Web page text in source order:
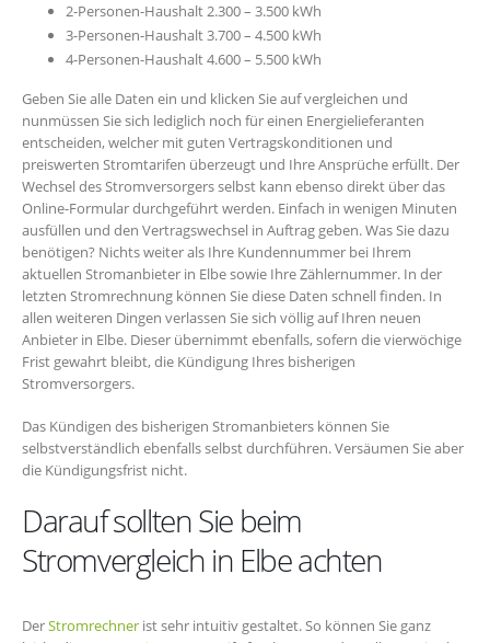
2-Personen-Haushalt 2.300 – 3.500 kWh
3-Personen-Haushalt 3.700 – 4.500 kWh
4-Personen-Haushalt 4.600 – 5.500 kWh
Geben Sie alle Daten ein und klicken Sie auf vergleichen und
nunmüssen Sie sich lediglich noch für einen Energielieferanten
entscheiden, welcher mit guten Vertragskonditionen und
preiswerten Stromtarifen überzeugt und Ihre Ansprüche erfüllt. Der
Wechsel des Stromversorgers selbst kann ebenso direkt über das
Online-Formular durchgeführt werden. Einfach in wenigen Minuten
ausfüllen und den Vertragswechsel in Auftrag geben. Was Sie dazu
benötigen? Nichts weiter als Ihre Kundennummer bei Ihrem
aktuellen Stromanbieter in Elbe sowie Ihre Zählernummer. In der
letzten Stromrechnung können Sie diese Daten schnell finden. In
allen weiteren Dingen verlassen Sie sich völlig auf Ihren neuen
Anbieter in Elbe. Dieser übernimmt ebenfalls, sofern die vierwöchige
Frist gewahrt bleibt, die Kündigung Ihres bisherigen
Stromversorgers.
Das Kündigen des bisherigen Stromanbieters können Sie
selbstverständlich ebenfalls selbst durchführen. Versäumen Sie aber
die Kündigungsfrist nicht.
Darauf sollten Sie beim
Stromvergleich in Elbe achten
DerStromrechner ist sehr intuitiv gestaltet. So können Sie ganz